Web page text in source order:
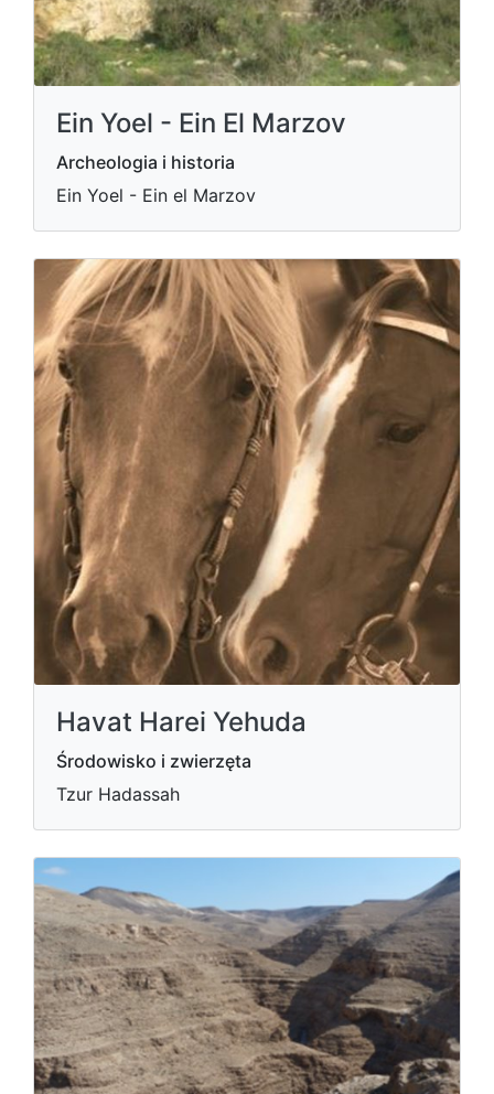
Ein Yoel - Ein El Marzov
Archeologia i historia
Ein Yoel - Ein el Marzov
Havat Harei Yehuda
Środowisko i zwierzęta
Tzur Hadassah